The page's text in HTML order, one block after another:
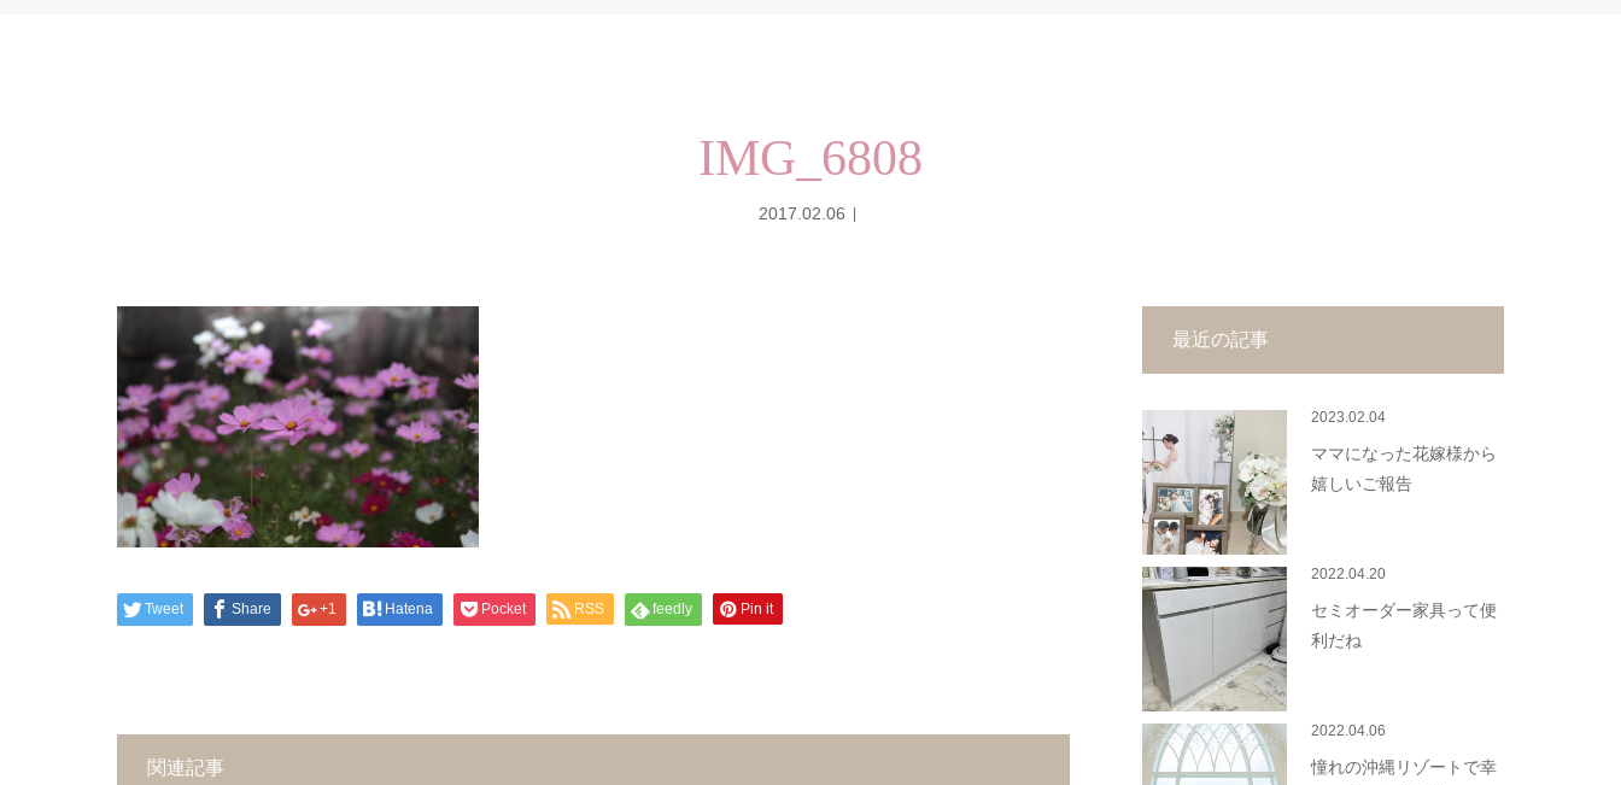
IMG_6808
2017.02.06
Tweet Share +1 Hatena Pocket RSS feedly Pin it
関連記事
最近の記事
2023.02.04
ママになった花嫁様から
嬉しいご報告
2022.04.20
セミオーダー家具って便
利だね
2022.04.06
憧れの沖縄リゾートで幸